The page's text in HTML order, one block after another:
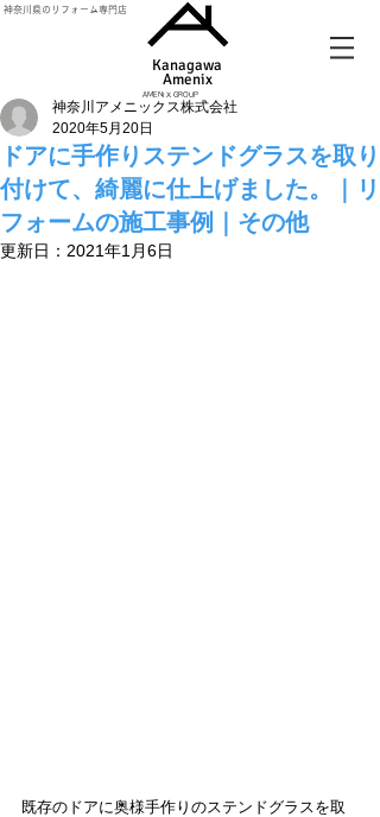
神奈川県のリフォーム専門店
Kanagawa
Amenix​
AMENIX GROUP
ドアに手作りステンドグラスを取り
付けて、綺麗に仕上げました。｜リ
フォームの施工事例｜その他
神奈川アメニックス株式会社
2020年5月20日
更新日： 2021年1月6日
既存のドアに奥様手作りのステンドグラスを取